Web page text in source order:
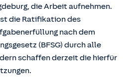
die Arbeit aufnehmen.
die Ratifikation des
nach dem
(BFSG) durch alle
schaffen derzeit die hierfür